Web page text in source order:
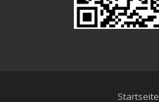
Startseite